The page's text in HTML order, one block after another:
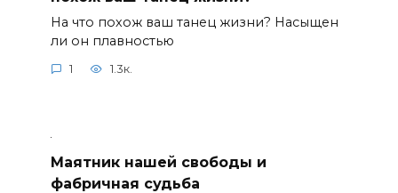
На что похож ваш танец жизни? Насыщен
ли он плавностью
1 1.3к.
Маятник нашей свободы и
фабричная судьба